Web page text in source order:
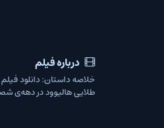
درباره فیلم
طلایی هالیوود در دهه‌ی شصت میلادی